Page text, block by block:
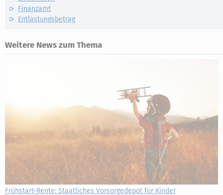
Finanzamt
Entlastungsbetrag
Weitere News zum Thema
Frühstart-Rente: Staatliches Vorsorgedepot für Kinder